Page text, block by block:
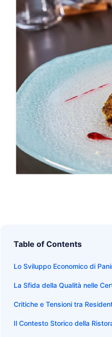
Table of Contents
Lo Sviluppo Economico di
La Sfida della Qualità nelle
Critiche e Tensioni tra
Il Contesto Storico della